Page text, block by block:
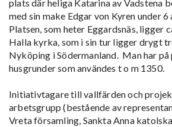
plats där heliga Katarina av Vadstena
med sin make Edgar von Kyren under
Platsen, som heter Eggardsnäs, ligger
Halla kyrka, som i sin tur ligger drygt
Nyköping i Södermanland. Man har
husgrunder som användes t o m 1350.
Initiativtagare till vallfärden och
arbetsgrupp (bestående av
Vreta församling, Sankta Anna